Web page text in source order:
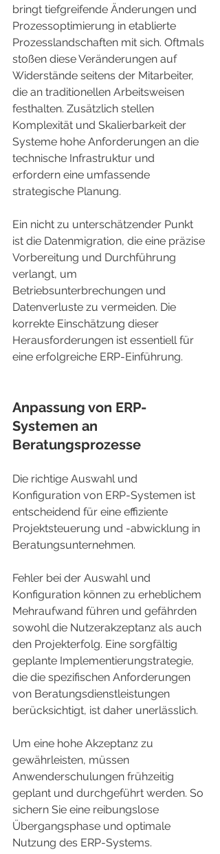
bringt tiefgreifende Änderungen und
Prozessoptimierung in etablierte
Prozesslandschaften mit sich. Oftmals
stoßen diese Veränderungen auf
Widerstände seitens der Mitarbeiter,
die an traditionellen Arbeitsweisen
festhalten. Zusätzlich stellen
Komplexität und Skalierbarkeit der
Systeme hohe Anforderungen an die
technische Infrastruktur und
erfordern eine umfassende
strategische Planung.
Ein nicht zu unterschätzender Punkt
ist die Datenmigration, die eine präzise
Vorbereitung und Durchführung
verlangt, um
Betriebsunterbrechungen und
Datenverluste zu vermeiden. Die
korrekte Einschätzung dieser
Herausforderungen ist essentiell für
eine erfolgreiche ERP-Einführung.
Anpassung von ERP-
Systemen an
Beratungsprozesse
Die richtige Auswahl und
Konfiguration von ERP-Systemen ist
entscheidend für eine effiziente
Projektsteuerung und -abwicklung in
Beratungsunternehmen.
Fehler bei der Auswahl und
Konfiguration können zu erheblichem
Mehraufwand führen und gefährden
sowohl die Nutzerakzeptanz als auch
den Projekterfolg. Eine sorgfältig
geplante Implementierungstrategie,
die die spezifischen Anforderungen
von Beratungsdienstleistungen
berücksichtigt, ist daher unerlässlich.
Um eine hohe Akzeptanz zu
gewährleisten, müssen
Anwenderschulungen frühzeitig
geplant und durchgeführt werden. So
sichern Sie eine reibungslose
Übergangsphase und optimale
Nutzung des ERP-Systems.